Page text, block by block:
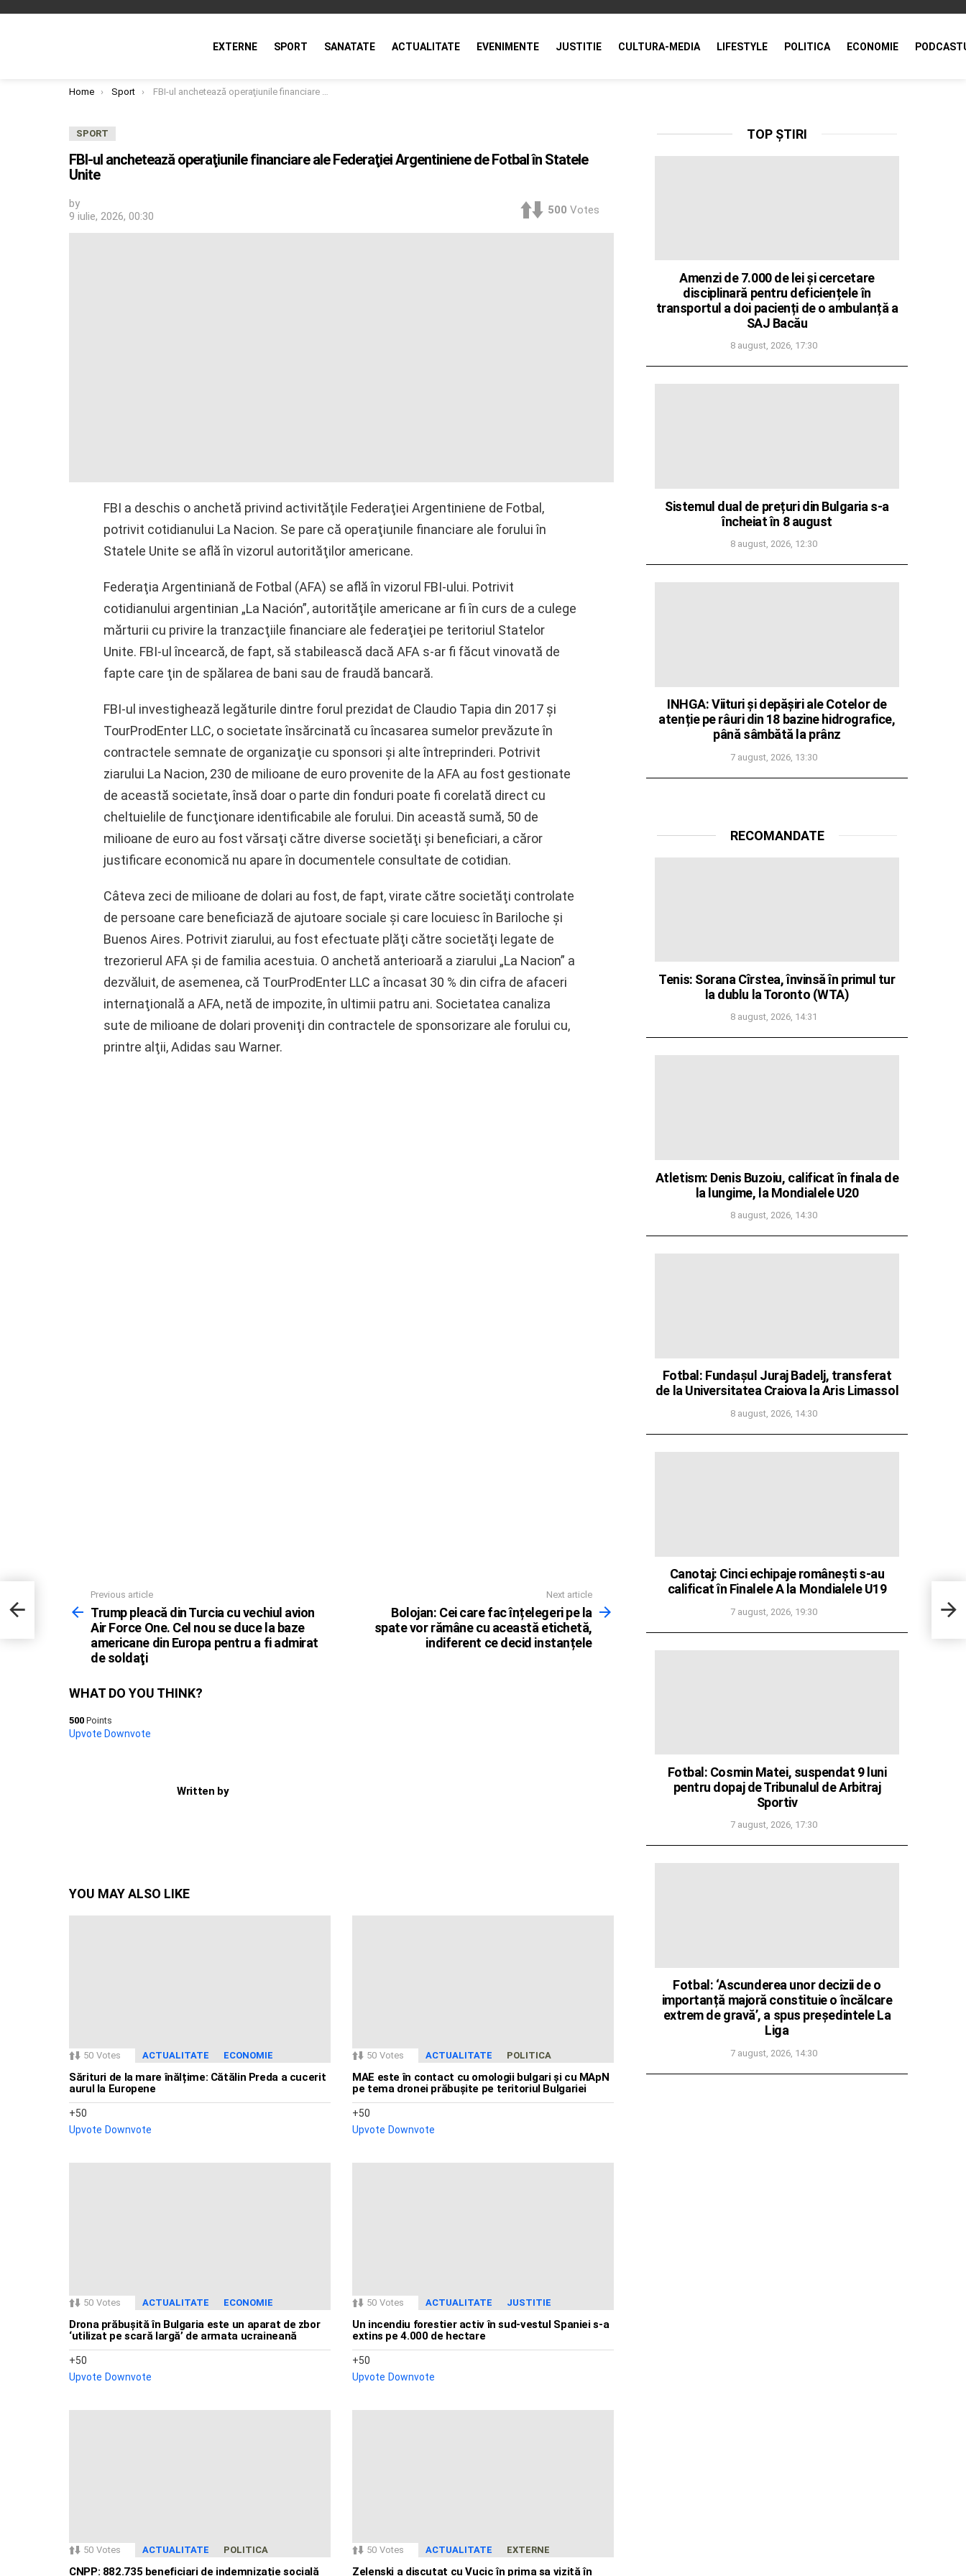
EXTERNE SPORT SANATATE ACTUALITATE EVENIMENTE JUSTITIE CULTURA-MEDIA LIFESTYLE POLITICA ECONOMIE
You are here:
Home Sport FBI-ul anchetează operaţiunile financiare ale Federaţiei Argentiniene de Fotbal în Statele Unite
SPORT
FBI-ul anchetează operaţiunile financiare ale Federaţiei Argentiniene de Fotbal în Statele
Unite
by
9 iulie, 2026, 00:30
500 Votes
FBI a deschis o anchetă privind activităţile Federaţiei Argentiniene de Fotbal,
potrivit cotidianului La Nacion. Se pare că operaţiunile financiare ale forului în
Statele Unite se află în vizorul autorităţilor americane.
Federaţia Argentiniană de Fotbal (AFA) se află în vizorul FBI-ului. Potrivit
cotidianului argentinian „La Nación”, autorităţile americane ar fi în curs de a culege
mărturii cu privire la tranzacţiile financiare ale federaţiei pe teritoriul Statelor
Unite. FBI-ul încearcă, de fapt, să stabilească dacă AFA s-ar fi făcut vinovată de
fapte care ţin de spălarea de bani sau de fraudă bancară.
FBI-ul investighează legăturile dintre forul prezidat de Claudio Tapia din 2017 şi
TourProdEnter LLC, o societate însărcinată cu încasarea sumelor prevăzute în
contractele semnate de organizaţie cu sponsori şi alte întreprinderi. Potrivit
ziarului La Nacion, 230 de milioane de euro provenite de la AFA au fost gestionate
de această societate, însă doar o parte din fonduri poate fi corelată direct cu
cheltuielile de funcţionare identificabile ale forului. Din această sumă, 50 de
milioane de euro au fost vărsaţi către diverse societăţi şi beneficiari, a căror
justificare economică nu apare în documentele consultate de cotidian.
Câteva zeci de milioane de dolari au fost, de fapt, virate către societăţi controlate
de persoane care beneficiază de ajutoare sociale şi care locuiesc în Bariloche şi
Buenos Aires. Potrivit ziarului, au fost efectuate plăţi către societăţi legate de
trezorierul AFA şi de familia acestuia. O anchetă anterioară a ziarului „La Nacion” a
dezvăluit, de asemenea, că TourProdEnter LLC a încasat 30 % din cifra de afaceri
internaţională a AFA, netă de impozite, în ultimii patru ani. Societatea canaliza
sute de milioane de dolari proveniţi din contractele de sponsorizare ale forului cu,
printre alţii, Adidas sau Warner.
more
Previous article
Trump pleacă din Turcia cu vechiul avion
Air Force One. Cel nou se duce la baze
americane din Europa pentru a fi admirat
de soldaţi
Next article
Bolojan: Cei care fac înțelegeri pe la
spate vor rămâne cu această etichetă,
indiferent ce decid instanțele
WHAT DO YOU THINK?
500 Points
Upvote Downvote
Written by
YOU MAY ALSO LIKE
50 Votes ACTUALITATE ECONOMIE
Sărituri de la mare înălțime: Cătălin Preda a cucerit
aurul la Europene
50
Upvote Downvote
50 Votes ACTUALITATE POLITICA
MAE este în contact cu omologii bulgari și cu MApN
pe tema dronei prăbușite pe teritoriul Bulgariei
50
Upvote Downvote
50 Votes ACTUALITATE ECONOMIE
Drona prăbușită în Bulgaria este un aparat de zbor
‘utilizat pe scară largă’ de armata ucraineană
50
Upvote Downvote
50 Votes ACTUALITATE JUSTITIE
Un incendiu forestier activ în sud-vestul Spaniei s-a
extins pe 4.000 de hectare
50
Upvote Downvote
50 Votes ACTUALITATE POLITICA
CNPP: 882.735 beneficiari de indemnizație socială
50 Votes ACTUALITATE EXTERNE
Zelenski a discutat cu Vucic în prima sa vizită în
vor
ce
TOP ȘTIRI
Amenzi de 7.000 de lei și cercetare
disciplinară pentru deficiențele în
transportul a doi pacienți de o ambulanță a
SAJ Bacău
8 august, 2026, 17:30
Sistemul dual de prețuri din Bulgaria s-a
încheiat în 8 august
8 august, 2026, 12:30
INHGA: Viituri și depășiri ale Cotelor de
atenție pe râuri din 18 bazine hidrografice,
până sâmbătă la prânz
7 august, 2026, 13:30
RECOMANDATE
Tenis: Sorana Cîrstea, învinsă în primul tur
la dublu la Toronto (WTA)
8 august, 2026, 14:31
Atletism: Denis Buzoiu, calificat în finala de
la lungime, la Mondialele U20
8 august, 2026, 14:30
Fotbal: Fundașul Juraj Badelj, transferat
de la Universitatea Craiova la Aris Limassol
8 august, 2026, 14:30
Canotaj: Cinci echipaje românești s-au
calificat în Finalele A la Mondialele U19
7 august, 2026, 19:30
Fotbal: Cosmin Matei, suspendat 9 luni
pentru dopaj de Tribunalul de Arbitraj
Sportiv
7 august, 2026, 17:30
Fotbal: ‘Ascunderea unor decizii de o
importanță majoră constituie o încălcare
extrem de gravă’, a spus președintele La
Liga
7 august, 2026, 14:30